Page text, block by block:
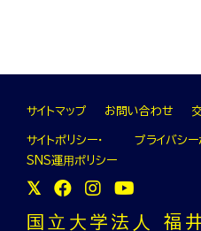
国⽴⼤学法⼈ 福
サイトマップ お問い合わせ
サイトポリシー・
SNS運⽤ポリシー
プライバシー